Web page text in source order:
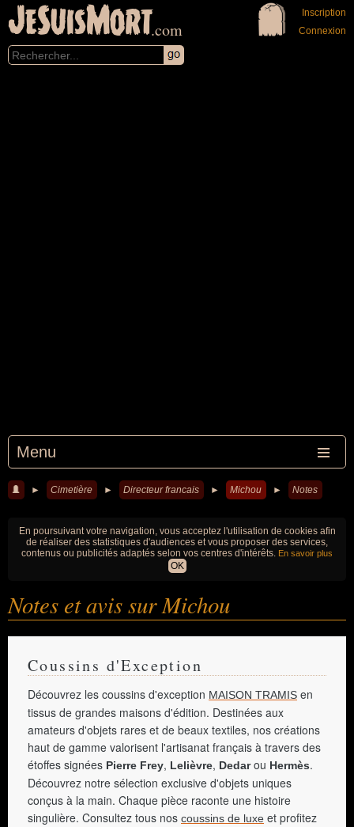
JeSuisMort.com
Menu
Inscription
Connexion
► Cimetière ► Directeur francais ► Michou ► Notes
En poursuivant votre navigation, vous acceptez l'utilisation de cookies afin
de réaliser des statistiques d'audiences et vous proposer des services,
contenus ou publicités adaptés selon vos centres d'intérêts. En savoir plus
OK
Notes et avis sur Michou
Coussins d'Exception
Découvrez les coussins d'exception MAISON TRAMIS en
tissus de grandes maisons d'édition. Destinées aux
amateurs d'objets rares et de beaux textiles, nos créations
haut de gamme valorisent l'artisanat français à travers des
étoffes signées Pierre Frey, Lelièvre, Dedarou Hermès.
Découvrez notre sélection exclusive d'objets uniques
conçus à la main. Chaque pièce raconte une histoire
singulière. Consultez tous nos coussins de luxe et profitez